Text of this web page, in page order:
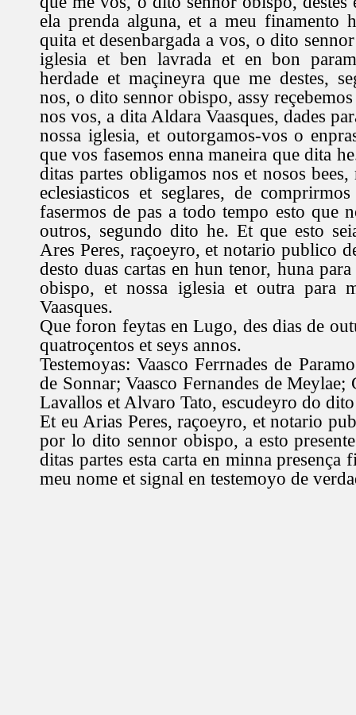
ela prenda alguna, et a meu finamento
quita et desenbargada a vos, o dito
iglesia et ben lavrada et en bon
herdade et maçineyra que me destes,
nos, o dito sennor obispo, assy
nos vos, a dita Aldara Vaasques, dades
nossa iglesia, et outorgamos-vos o
que vos fasemos enna maneira que dita
ditas partes obligamos nos et nosos
eclesiasticos et seglares, de
fasermos de pas a todo tempo esto que
outros, segundo dito he. Et que esto
Ares Peres, raçoeyro, et notario publico
desto duas cartas en hun tenor, huna
obispo, et nossa iglesia et outra para
Vaasques.
Que foron feytas en Lugo, des dias de
quatroçentos et seys annos.
Testemoyas: Vaasco Ferrnades de
de Sonnar; Vaasco Fernandes de Meylae;
Lavallos et Alvaro Tato, escudeyro do
Et eu Arias Peres, raçoeyro, et notario
por lo dito sennor obispo, a esto
ditas partes esta carta en minna
meu nome et signal en testemoyo de